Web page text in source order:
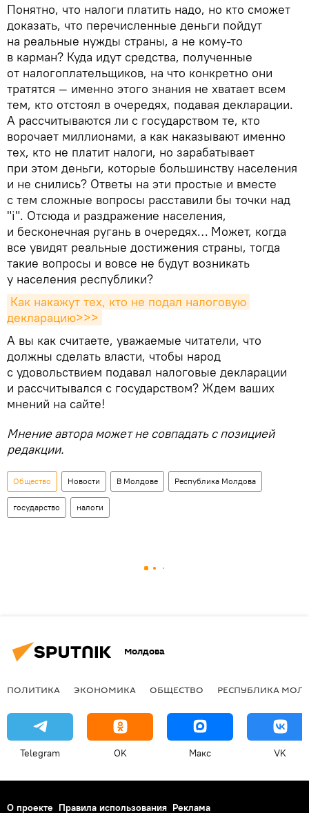
Понятно, что налоги платить надо, но кто сможет
доказать, что перечисленные деньги пойдут
на реальные нужды страны, а не кому-то
в карман? Куда идут средства, полученные
от налогоплательщиков, на что конкретно они
тратятся — именно этого знания не хватает всем
тем, кто отстоял в очередях, подавая декларации.
А рассчитываются ли с государством те, кто
ворочает миллионами, а как наказывают именно
тех, кто не платит налоги, но зарабатывает
при этом деньги, которые большинству населения
и не снились? Ответы на эти простые и вместе
с тем сложные вопросы расставили бы точки над
"i". Отсюда и раздражение населения,
и бесконечная ругань в очередях… Может, когда
все увидят реальные достижения страны, тогда
такие вопросы и вовсе не будут возникать
у населения республики?
Как накажут тех, кто не подал налоговую
декларацию>>>
А вы как считаете, уважаемые читатели, что
должны сделать власти, чтобы народ
с удовольствием подавал налоговые декларации
и рассчитывался с государством? Ждем ваших
мнений на сайте!
Мнение автора может не совпадать с позицией
редакции.
Общество Новости В Молдове Республика Молдова
государство налоги
Молдова
ПОЛИТИКА ЭКОНОМИКА ОБЩЕСТВО РЕСПУБЛИКА
Telegram OK Макс VK
О проекте Правила использования Реклама